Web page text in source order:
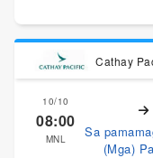
Cathay
10/10
08:00
MNL
Sa
(Mga)